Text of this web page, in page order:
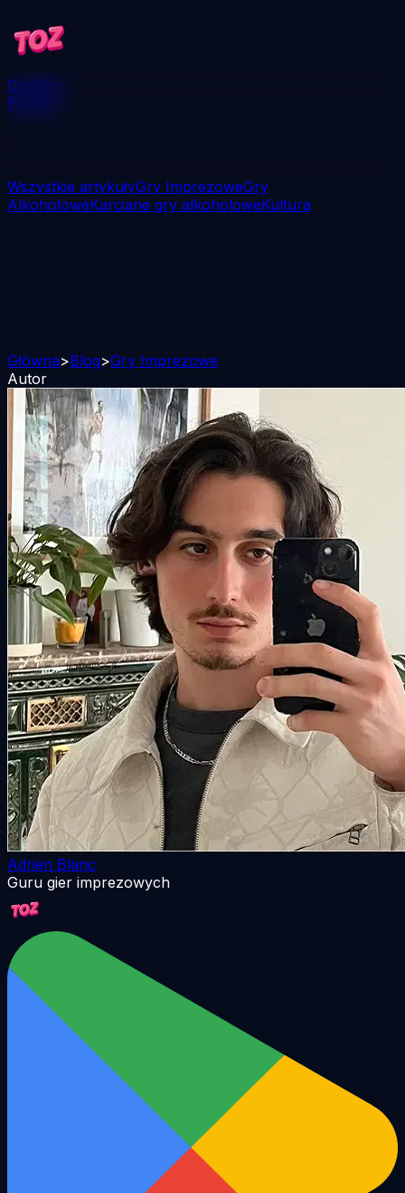
GryBlog
Pobierz
Wszystkie artykułyGry ImprezoweGry
AlkoholoweKarciane gry alkoholoweKultura
Główna>Blog>Gry Imprezowe
Autor
Adrien Blanc
Guru gier imprezowych